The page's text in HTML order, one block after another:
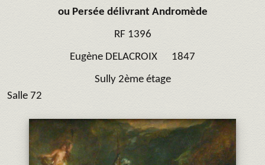
ou Persée délivrant Andromède
RF 1396
Eugène DELACROIX 1847
Sully 2ème étage
Salle 72